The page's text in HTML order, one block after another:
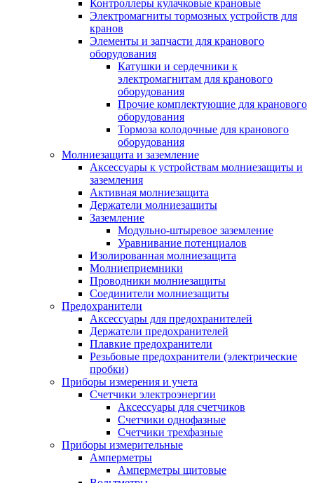
Контроллеры кулачковые крановые
Электромагниты тормозных устройств для
кранов
Элементы и запчасти для кранового
оборудования
Катушки и сердечники к
электромагнитам для кранового
оборудования
Прочие комплектующие для кранового
оборудования
Тормоза колодочные для кранового
оборудования
Молниезащита и заземление
Аксессуары к устройствам молниезащиты и
заземления
Активная молниезащита
Держатели молниезащиты
Заземление
Модульно-штыревое заземление
Уравнивание потенциалов
Изолированная молниезащита
Молниеприемники
Проводники молниезащиты
Соединители молниезащиты
Предохранители
Аксессуары для предохранителей
Держатели предохранителей
Плавкие предохранители
Резьбовые предохранители (электрические
пробки)
Приборы измерения и учета
Счетчики электроэнергии
Аксессуары для счетчиков
Счетчики однофазные
Счетчики трехфазные
Приборы измерительные
Амперметры
Амперметры щитовые